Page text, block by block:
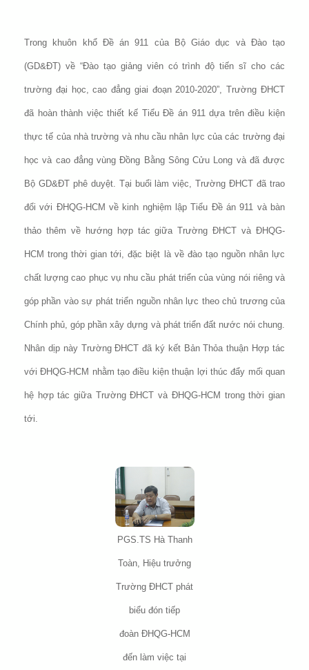
Trong khuôn khổ Đề án 911 của Bộ Giáo dục và Đào tạo
(GD&ĐT) về “Đào tạo giảng viên có trình độ tiến sĩ cho các
trường đại học, cao đẳng giai đoạn 2010-2020”, Trường ĐHCT
đã hoàn thành việc thiết kế Tiểu Đề án 911 dựa trên điều kiện
thực tế của nhà trường và nhu cầu nhân lực của các trường đại
học và cao đẳng vùng Đồng Bằng Sông Cửu Long và đã được
Bộ GD&ĐT phê duyệt. Tại buổi làm việc, Trường ĐHCT đã trao
đổi với ĐHQG-HCM về kinh nghiệm lập Tiểu Đề án 911 và bàn
thảo thêm về hướng hợp tác giữa Trường ĐHCT và ĐHQG-
HCM trong thời gian tới, đặc biệt là về đào tạo nguồn nhân lực
chất lượng cao phục vụ nhu cầu phát triển của vùng nói riêng và
góp phần vào sự phát triển nguồn nhân lực theo chủ trương của
Chính phủ, góp phần xây dựng và phát triển đất nước nói chung.
Nhân dịp này Trường ĐHCT đã ký kết Bản Thỏa thuận Hợp tác
với ĐHQG-HCM nhằm tạo điều kiện thuận lợi thúc đẩy mối quan
hệ hợp tác giữa Trường ĐHCT và ĐHQG-HCM trong thời gian
tới.
PGS.TS Hà Thanh
Toàn, Hiệu trưởng
Trường ĐHCT phát
biểu đón tiếp
đoàn ĐHQG-HCM
đến làm việc tại